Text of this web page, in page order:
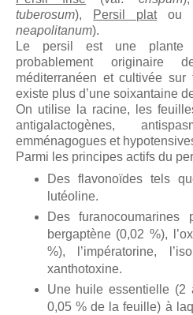
tuberosum), Persil platou
neapolitanum).
Le persil est une plante
probablement originaire
méditerranéen et cultivée
existe plus d’une soixantaine
On utilise la racine, les
antigalactogènes,
emménagogues et
Parmi les principes actifs du
Des flavonoïdes tels
lutéoline.
Des furanocoumarines
bergaptène (0,02 %),
%), l’impératorine,
xanthotoxine.
Une huile essentielle
0,05 % de la feuille) à